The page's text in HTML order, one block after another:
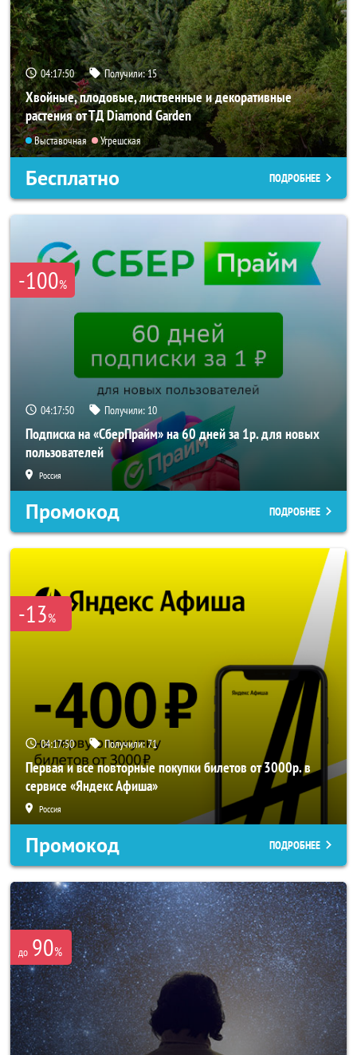
04:17:49 Получили:15
Хвойные, плодовые, лиственные и декоративные
растения от ТД Diamond Garden
Выставочная Угрешская
Бесплатно ПОДРОБНЕЕ
-100%
04:17:49 Получили: 10
Подписка на «СберПрайм» на 60 дней за 1р. для новых
пользователей
Россия
Промокод ПОДРОБНЕЕ
-13%
04:17:49 Получили:71
Первая и все повторные покупки билетов от 3000р. в
сервисе «Яндекс Афиша»
Россия
Промокод ПОДРОБНЕЕ
до 90%